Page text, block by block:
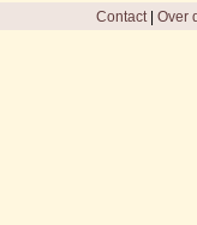
Contact| Over